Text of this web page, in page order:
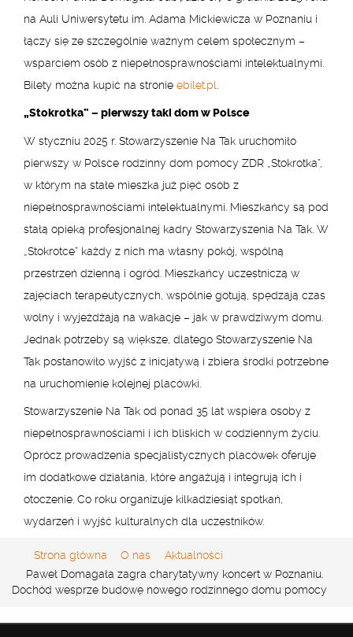
na Auli Uniwersytetu im. Adama Mickiewicza w Poznaniu i
łączy się ze szczególnie ważnym celem społecznym –
wsparciem osób z niepełnosprawnościami intelektualnymi.
Bilety można kupić na stronie ebilet.pl
„Stokrotka” – pierwszy taki dom w Polsce
W styczniu 2025 r. Stowarzyszenie Na Tak uruchomiło
pierwszy w Polsce rodzinny dom pomocy ZDR „Stokrotka”,
w którym na stałe mieszka już pięć osób z
niepełnosprawnościami intelektualnymi. Mieszkańcy są pod
stałą opieką profesjonalnej kadry Stowarzyszenia Na Tak. W
„Stokrotce” każdy z nich ma własny pokój, wspólną
przestrzeń dzienną i ogród. Mieszkańcy uczestniczą w
zajęciach terapeutycznych, wspólnie gotują, spędzają czas
wolny i wyjeżdżają na wakacje – jak w prawdziwym domu.
Jednak potrzeby są większe, dlatego Stowarzyszenie Na
Tak postanowiło wyjść z inicjatywą i zbiera środki potrzebne
na uruchomienie kolejnej placówki.
Stowarzyszenie Na Tak od ponad 35 lat wspiera osoby z
niepełnosprawnościami i ich bliskich w codziennym życiu.
Oprócz prowadzenia specjalistycznych placówek oferuje
im dodatkowe działania, które angażują i integrują ich i
otoczenie. Co roku organizuje kilkadziesiąt spotkań,
wydarzeń i wyjść kulturalnych dla uczestników.
Strona główna O nas
Aktualności
Paweł Domagała zagra charytatywny koncert w Poznaniu.
Dochód wesprze budowę nowego rodzinnego domu pomocy